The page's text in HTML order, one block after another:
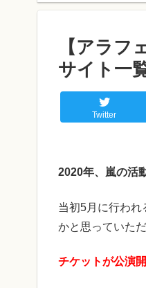
【アラ
サイト一
Twitter
2020年、嵐の活
当初5月に行わ
かと思っていた
チケットが公演